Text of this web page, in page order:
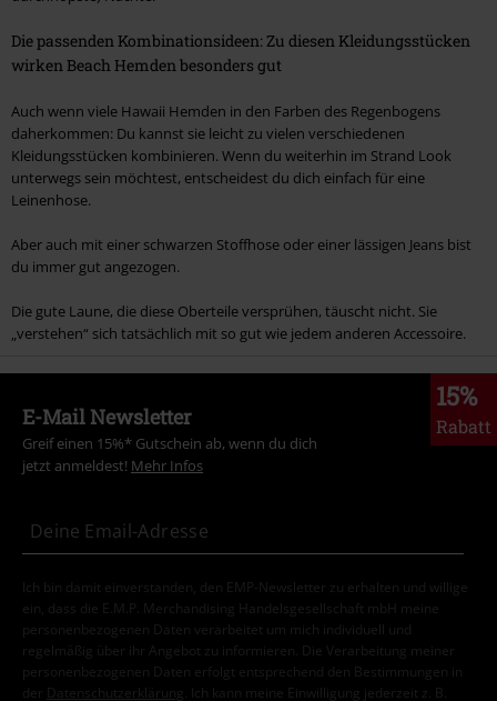
Die passenden Kombinationsideen: Zu diesen Kleidungsstücken
wirken Beach Hemden besonders gut
Auch wenn viele Hawaii Hemden in den Farben des Regenbogens
daherkommen: Du kannst sie leicht zu vielen verschiedenen
Kleidungsstücken kombinieren. Wenn du weiterhin im Strand Look
unterwegs sein möchtest, entscheidest du dich einfach für eine
Leinenhose.
Aber auch mit einer schwarzen Stoffhose oder einer lässigen Jeans bist
du immer gut angezogen.
Die gute Laune, die diese Oberteile versprühen, täuscht nicht. Sie
„verstehen“ sich tatsächlich mit so gut wie jedem anderen Accessoire.
15%
Rabatt
E-Mail Newsletter
Greif einen 15%* Gutschein ab, wenn du dich
jetzt anmeldest! Mehr Infos
Ich bin damit einverstanden, den EMP-Newsletter zu erhalten und willige
ein, dass die E.M.P. Merchandising Handelsgesellschaft mbH meine
personenbezogenen Daten verarbeitet um mich individuell und
regelmäßig über ihr Angebot zu informieren. Die Verarbeitung meiner
personenbezogenen Daten erfolgt entsprechend den Bestimmungen in
der
Datenschutzerklärung
. Ich kann meine Einwilligung jederzeit z. B.